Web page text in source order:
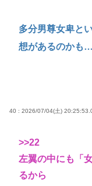
多分男尊女卑と
想があるのかも…
40 : 2026/07/04(土)
>>22
左翼の中にも「
るから